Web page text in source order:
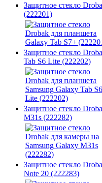
Защитное стекло
(222201)
Защитное стекло
Tab S6 Lite (222202)
Защитное стекло
M31s (222282)
Защитное стекло
Note 20 (222283)